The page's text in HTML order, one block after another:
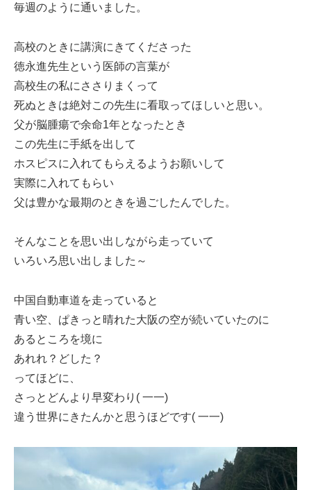
毎週のように通いました。
高校のときに講演にきてくださった
徳永進先生という医師の言葉が
高校生の私にささりまくって
死ぬときは絶対この先生に看取ってほしいと思い。
父が脳腫瘍で余命1年となったとき
この先生に手紙を出して
ホスピスに入れてもらえるようお願いして
実際に入れてもらい
父は豊かな最期のときを過ごしたんでした。
そんなことを思い出しながら走っていて
いろいろ思い出しました～
中国自動車道を走っていると
青い空、ぱきっと晴れた大阪の空が続いていたのに
あるところを境に
あれれ？どした？
ってほどに、
さっとどんより早変わり( 一一)
違う世界にきたんかと思うほどです( 一一)